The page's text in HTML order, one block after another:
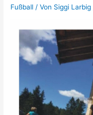
Fußball / Von Siggi Larbig